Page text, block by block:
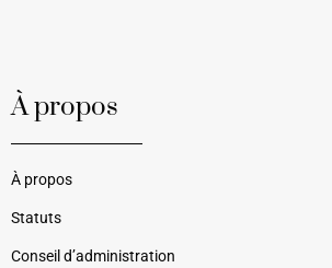
À propos
À propos
Statuts
Conseil d’administration